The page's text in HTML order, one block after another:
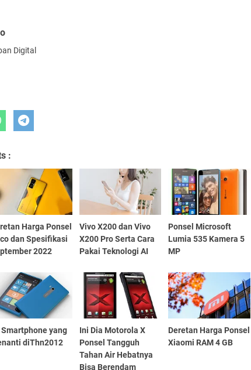
Digital
:
Harga Ponsel
dan Spesifikasi
2022
Vivo X200 dan Vivo
X200 Pro Serta Cara
Pakai Teknologi AI
Ponsel Microsoft
Lumia 535 Kamera 5
MP
Smartphone yang
diThn2012
Ini Dia Motorola X
Ponsel Tangguh
Tahan Air Hebatnya
Bisa Berendam
Deretan Harga Ponsel
Xiaomi RAM 4 GB